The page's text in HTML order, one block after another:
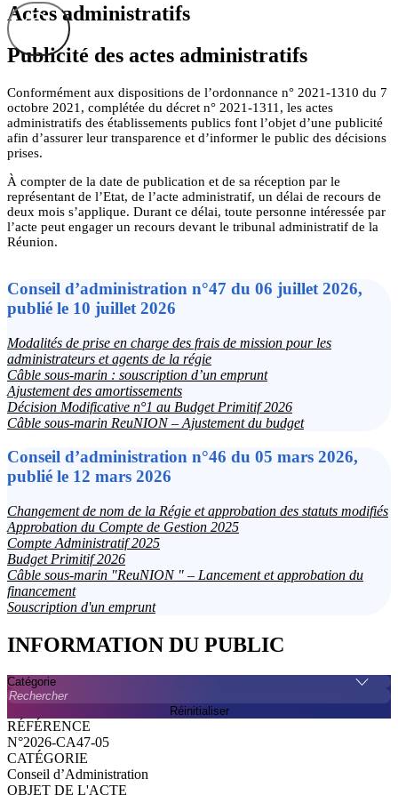
Actes administratifs
Publicité des actes administratifs
Conformément aux dispositions de l’ordonnance n° 2021-1310 du 7
octobre 2021, complétée du décret n° 2021-1311, les actes
administratifs des établissements publics font l’objet d’une publicité
afin d’assurer leur transparence et d’informer le public des décisions
prises.
À compter de la date de publication et de sa réception par le
représentant de l’Etat, de l’acte administratif, un délai de recours de
deux mois s’applique. Durant ce délai, toute personne intéressée par
l’acte peut engager un recours devant le tribunal administratif de la
Réunion.
Conseil d’administration n°47 du 06 juillet 2026,
publié le 10 juillet 2026
Modalités de prise en charge des frais de mission pour les
administrateurs et agents de la régie
Câble sous-marin : souscription d’un emprunt
Ajustement des amortissements
Décision Modificative n°1 au Budget Primitif 2026
Câble sous-marin ReuNION – Ajustement du budget
Conseil d’administration n°46 du 05 mars 2026,
publié le 12 mars 2026
Changement de nom de la Régie et approbation des statuts modifiés
Approbation du Compte de Gestion 2025
Compte Administratif 2025
Budget Primitif 2026
Câble sous-marin "ReuNION " – Lancement et approbation du
financement
Souscription d'un emprunt
INFORMATION DU PUBLIC
Catégorie
Rechercher
Réinitialiser
N°2026-CA47-05
Conseil d’Administration